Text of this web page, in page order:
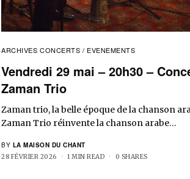
ARCHIVES CONCERTS / EVENEMENTS
Vendredi 29 mai – 20h30 –
Zaman Trio
Zaman trio, la belle époque de la chanson
Zaman Trio réinvente la chanson arabe…
BY LA MAISON DU CHANT
28 FÉVRIER 2026 1 MIN READ 0 SHARES